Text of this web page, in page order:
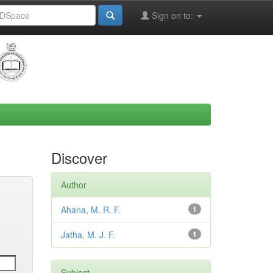
Sign on to:
Discover
Author
1
Ahana, M. R. F.
1
Jatha, M. J. F.